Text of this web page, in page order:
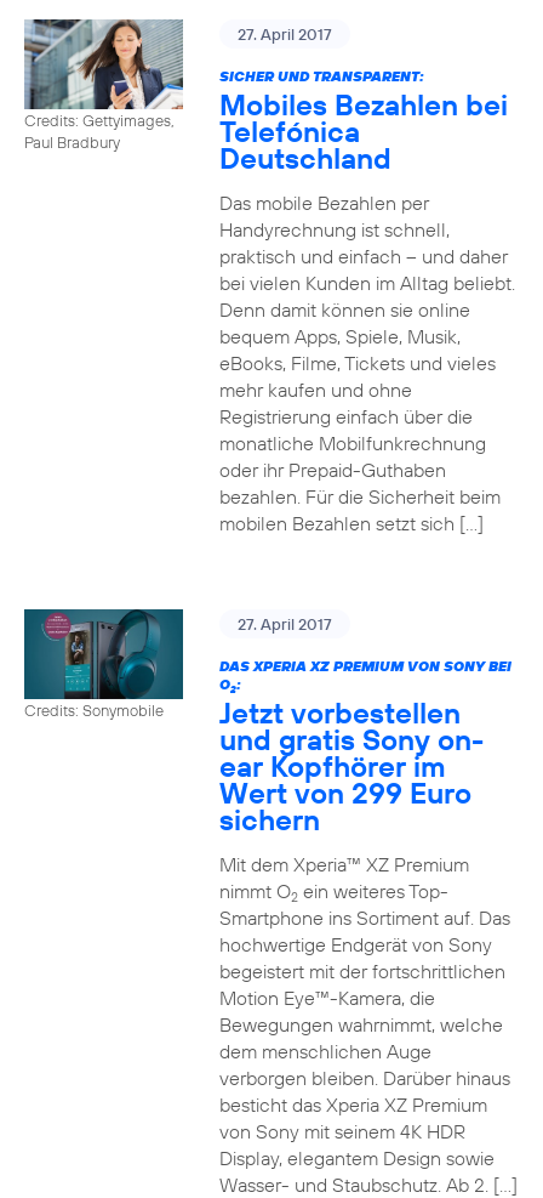
Credits: Gettyimages,
Paul Bradbury
27. April 2017
SICHER UND TRANSPARENT:
Mobiles Bezahlen bei
Telefónica
Deutschland
Das mobile Bezahlen per
Handyrechnung ist schnell,
praktisch und einfach – und daher
bei vielen Kunden im Alltag beliebt.
Denn damit können sie online
bequem Apps, Spiele, Musik,
eBooks, Filme, Tickets und vieles
mehr kaufen und ohne
Registrierung einfach über die
monatliche Mobilfunkrechnung
oder ihr Prepaid-Guthaben
bezahlen. Für die Sicherheit beim
mobilen Bezahlen setzt sich […]
Credits: Sonymobile
27. April 2017
DAS XPERIA XZ PREMIUM VON SONY BEI
O2:
Jetzt vorbestellen
und gratis Sony on-
ear Kopfhörer im
Wert von 299 Euro
sichern
Mit dem Xperia™ XZ Premium
nimmt O2ein weiteres Top-
Smartphone ins Sortiment auf. Das
hochwertige Endgerät von Sony
begeistert mit der fortschrittlichen
Motion Eye™-Kamera, die
Bewegungen wahrnimmt, welche
dem menschlichen Auge
verborgen bleiben. Darüber hinaus
besticht das Xperia XZ Premium
von Sony mit seinem 4K HDR
Display, elegantem Design sowie
Wasser- und Staubschutz. Ab 2. […]